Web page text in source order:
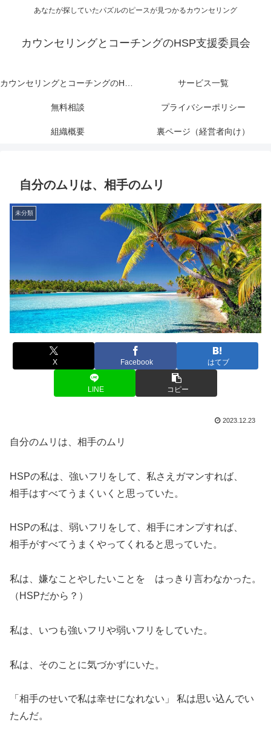
あなたが探していたパズルのピースが見つかるカウンセリング
カウンセリングとコーチングのHSP支援委員会
カウンセリングとコーチングのHSP支援委員会 サービス一覧
無料相談 プライバシーポリシー
組織概要 裏ページ（経営者向け）
自分のムリは、相手のムリ
未分類
X Facebook はてブ
LINE コピー
2023.12.23
自分のムリは、相手のムリ
HSPの私は、強いフリをして、私さえガマンすれば、
相手はすべてうまくいくと思っていた。
HSPの私は、弱いフリをして、相手にオンプすれば、
相手がすべてうまくやってくれると思っていた。
私は、嫌なことやしたいことを はっきり言わなかった。
（HSPだから？）
私は、いつも強いフリや弱いフリをしていた。
私は、そのことに気づかずにいた。
「相手のせいで私は幸せになれない」 私は思い込んでい
たんだ。